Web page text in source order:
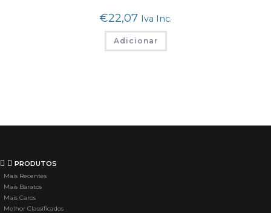
€22,07 Iva Inc.
Adicionar
PRODUTOS
Mais Recentes
Mais Baratos
Mais Caros
Melhor Classificados